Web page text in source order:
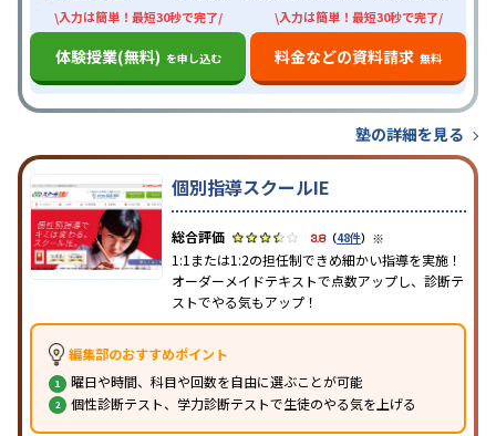
\入力は簡単！最短30秒で完了/
体験授業(無料) を申し込む
\入力は簡単！最短30秒で完了/
料金などの資料請求 無料
塾の詳細を見る
個別指導スクールIE
3.8（48件） ※
1:1または1:2の担任制できめ細かい指導を実施！
オーダーメイドテキストで点数アップし、診断テ
ストでやる気もアップ！
編集部のおすすめポイント
曜日や時間、科目や回数を自由に選ぶことが可能
個性診断テスト、学力診断テストで生徒のやる気を上げる